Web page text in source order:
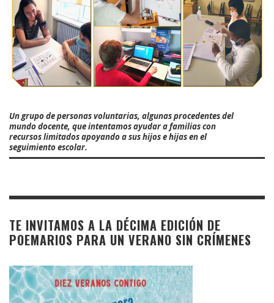
Un grupo de personas voluntarias, algunas procedentes del
mundo docente, que intentamos ayudar a familias con
recursos limitados apoyando a sus hijos e hijas en el
seguimiento escolar.
TE INVITAMOS A LA DÉCIMA EDICIÓN DE
POEMARIOS PARA UN VERANO SIN CRÍMENES